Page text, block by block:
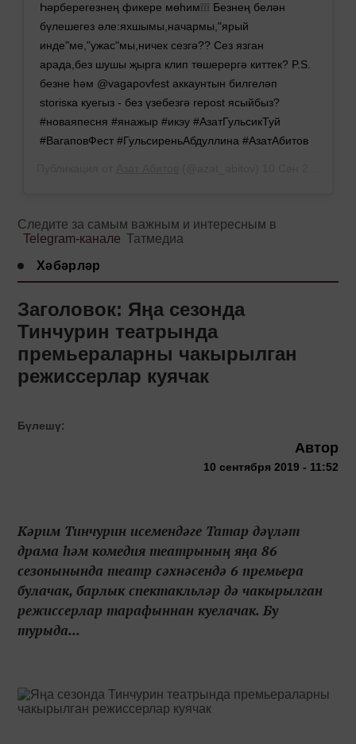
Һәрберегезнең фикере мөһим❕❕❕ Безнең белән
бүлешегез әле:яхшымы,начармы,"ярый
инде"ме,"ужас"мы,ничек сезгә?? Сез язган
арада,без шушы җырга клип төшерергә киттек? P.S.
безне һәм @vagapovfest аккаунтын билгеләп
storisка куегыз - без үзебезгә repost ясыйбыз?
#новаяпесня #янажыр #икэу #АзатГульсикТуй
#ВагаповФест #ГульсиреньАбдуллина #АзатАбитов
Следите за самым важным и интересным в
Telegram-канале Татмедиа
Хәбәрләр
Заголовок: Яңа сезонда
Тинчурин театрында
премьераларны чакырылган
режиссерлар куячак
Бүлешү:
Автор
10 сентября 2019 - 11:52
Кәрим Тинчурин исемендәге Татар дәүләт
драма һәм комедия театрының яңа 86
сезонынында театр сәхнәсендә 6 премьера
булачак, барлык спектакльләр дә чакырылган
режиссерлар тарафыннан куелачак. Бу
турыда...